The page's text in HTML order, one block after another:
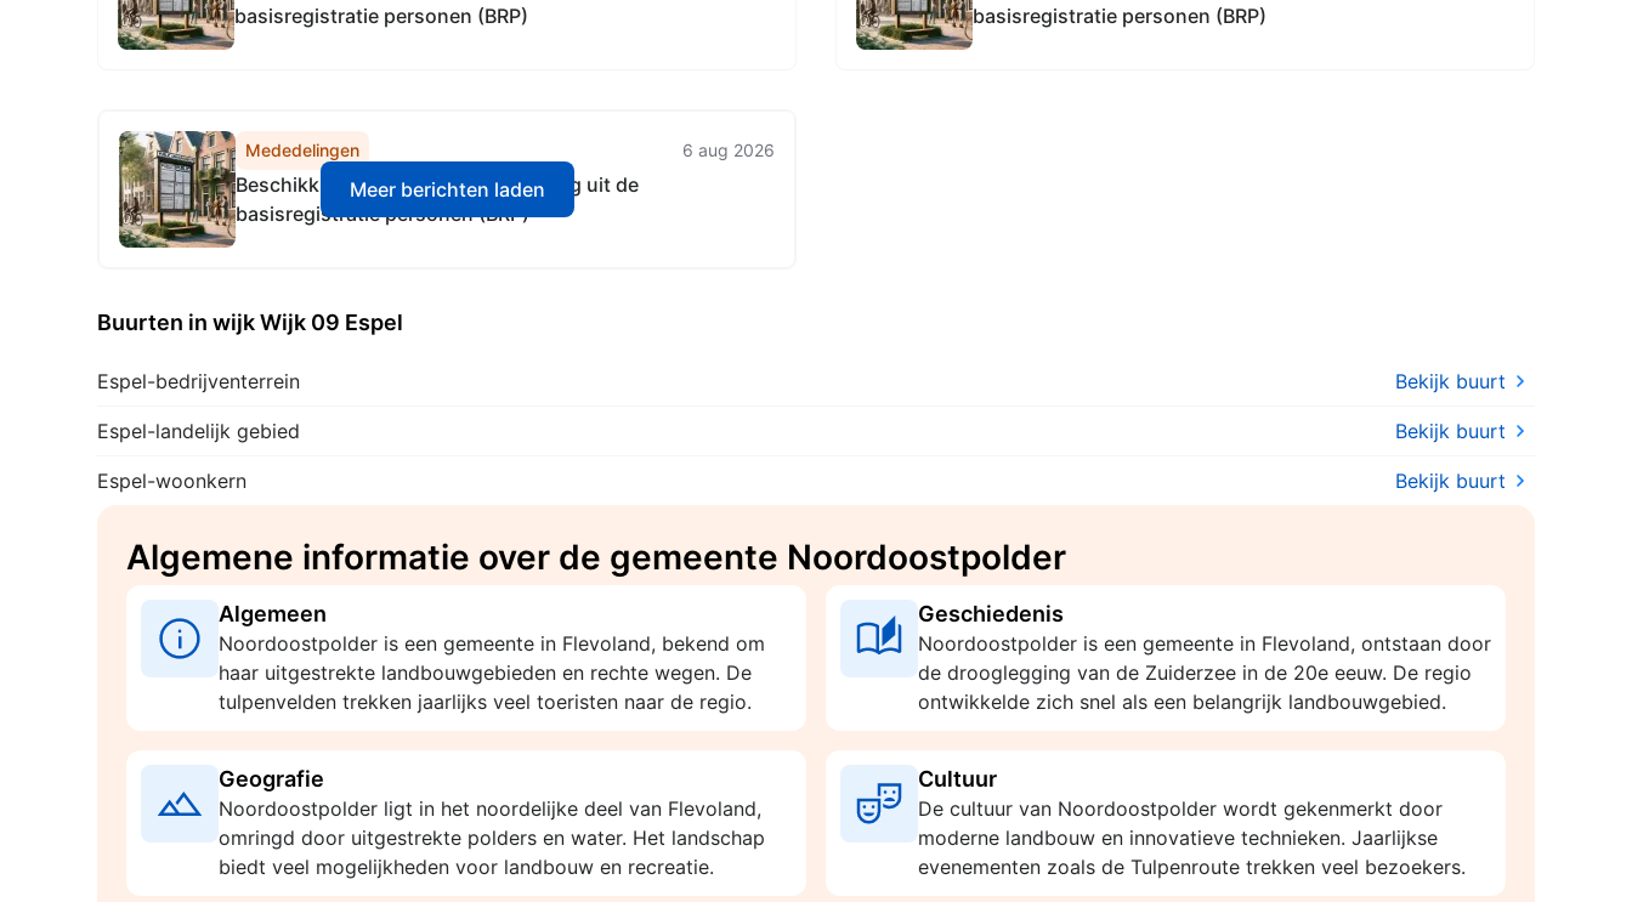
basisregistratie personen (BRP)
basisregistratie personen (BRP)
Mededelingen 6 aug 2026
Beschikking ambtshalve uitschrijving uit de
basisregistratie personen (BRP)
Meer berichten laden
Buurten in wijk Wijk 09 Espel
Espel-bedrijventerrein Bekijk buurt
Espel-landelijk gebied Bekijk buurt
Espel-woonkern Bekijk buurt
Algemene informatie over de gemeente Noordoostpolder
Algemeen
Noordoostpolder is een gemeente in Flevoland, bekend om
haar uitgestrekte landbouwgebieden en rechte wegen. De
tulpenvelden trekken jaarlijks veel toeristen naar de regio.
Geschiedenis
Noordoostpolder is een gemeente in Flevoland, ontstaan door
de drooglegging van de Zuiderzee in de 20e eeuw. De regio
ontwikkelde zich snel als een belangrijk landbouwgebied.
Geografie
Noordoostpolder ligt in het noordelijke deel van Flevoland,
omringd door uitgestrekte polders en water. Het landschap
biedt veel mogelijkheden voor landbouw en recreatie.
Cultuur
De cultuur van Noordoostpolder wordt gekenmerkt door
moderne landbouw en innovatieve technieken. Jaarlijkse
evenementen zoals de Tulpenroute trekken veel bezoekers.